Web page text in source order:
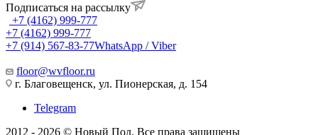
Подписаться на рассылку
+7 (4162) 999-777
+7 (4162) 999-777
+7 (914) 567-83-77WhatsApp / Viber
floor@wvfloor.ru
г. Благовещенск, ул. Пионерская, д. 154
Telegram
2012 - 2026 © Новый Пол. Все права защищены